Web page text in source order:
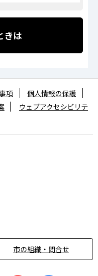
きは
市の組織・問合せ
項
個人情報の保護
ウェブアクセシビリテ